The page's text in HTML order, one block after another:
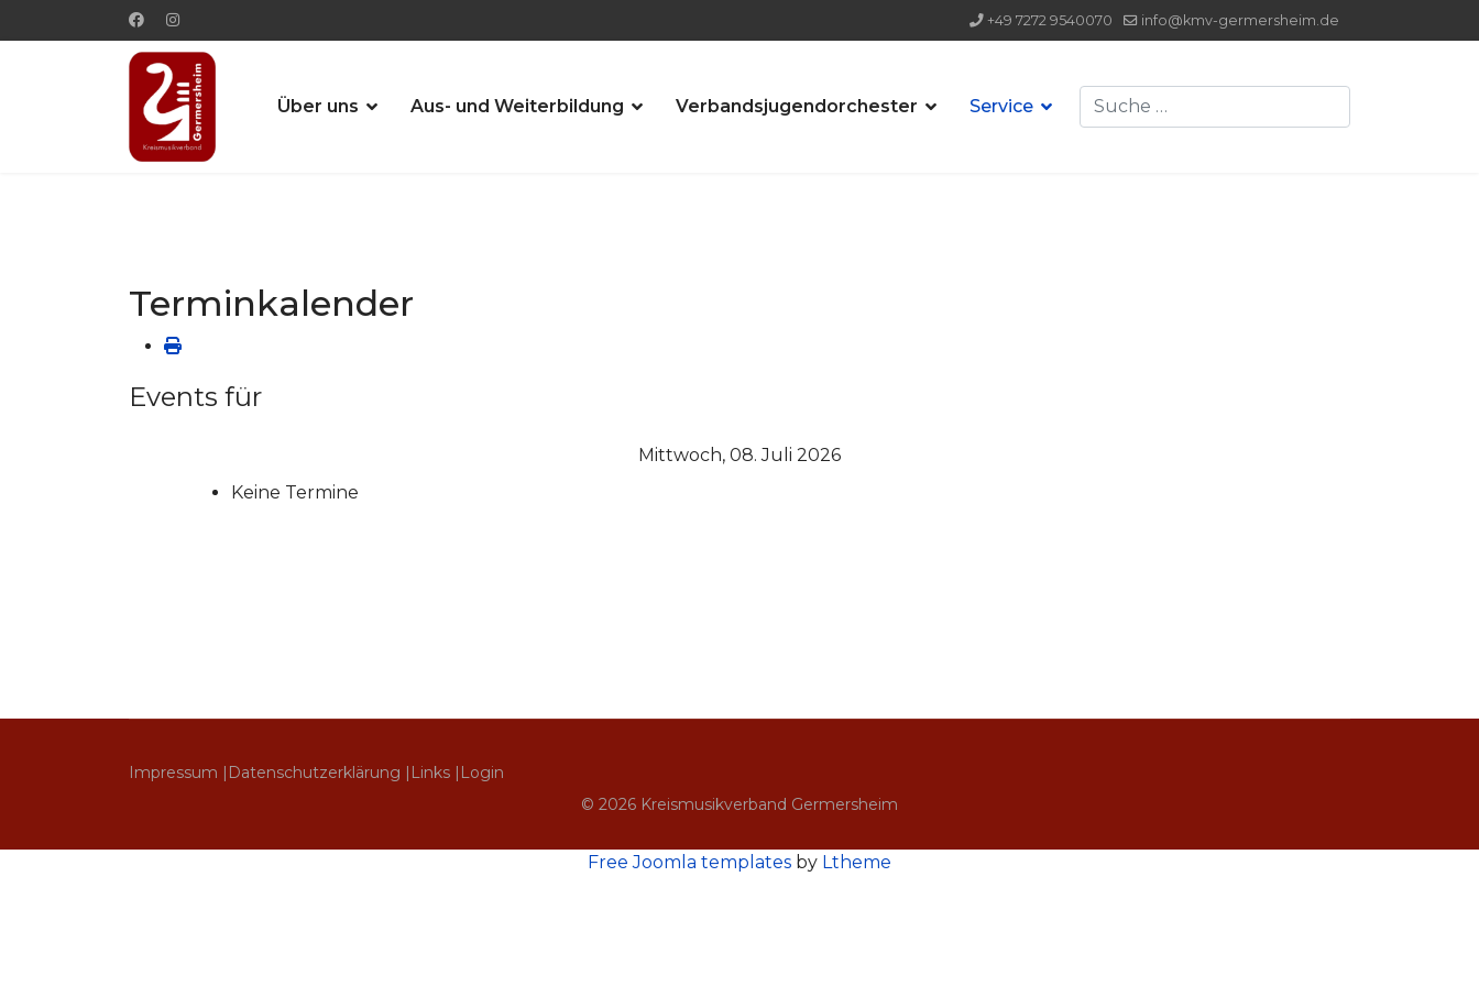
+49 7272 9540070 info@kmv-germersheim.de
Über uns Aus- und Weiterbildung Verbandsjugendorchester Service Suchen
Terminkalender
Events für
Mittwoch, 08. Juli 2026
Keine Termine
Impressum | Datenschutzerklärung | Links | Login
© 2026 Kreismusikverband Germersheim
Free Joomla templates by Ltheme